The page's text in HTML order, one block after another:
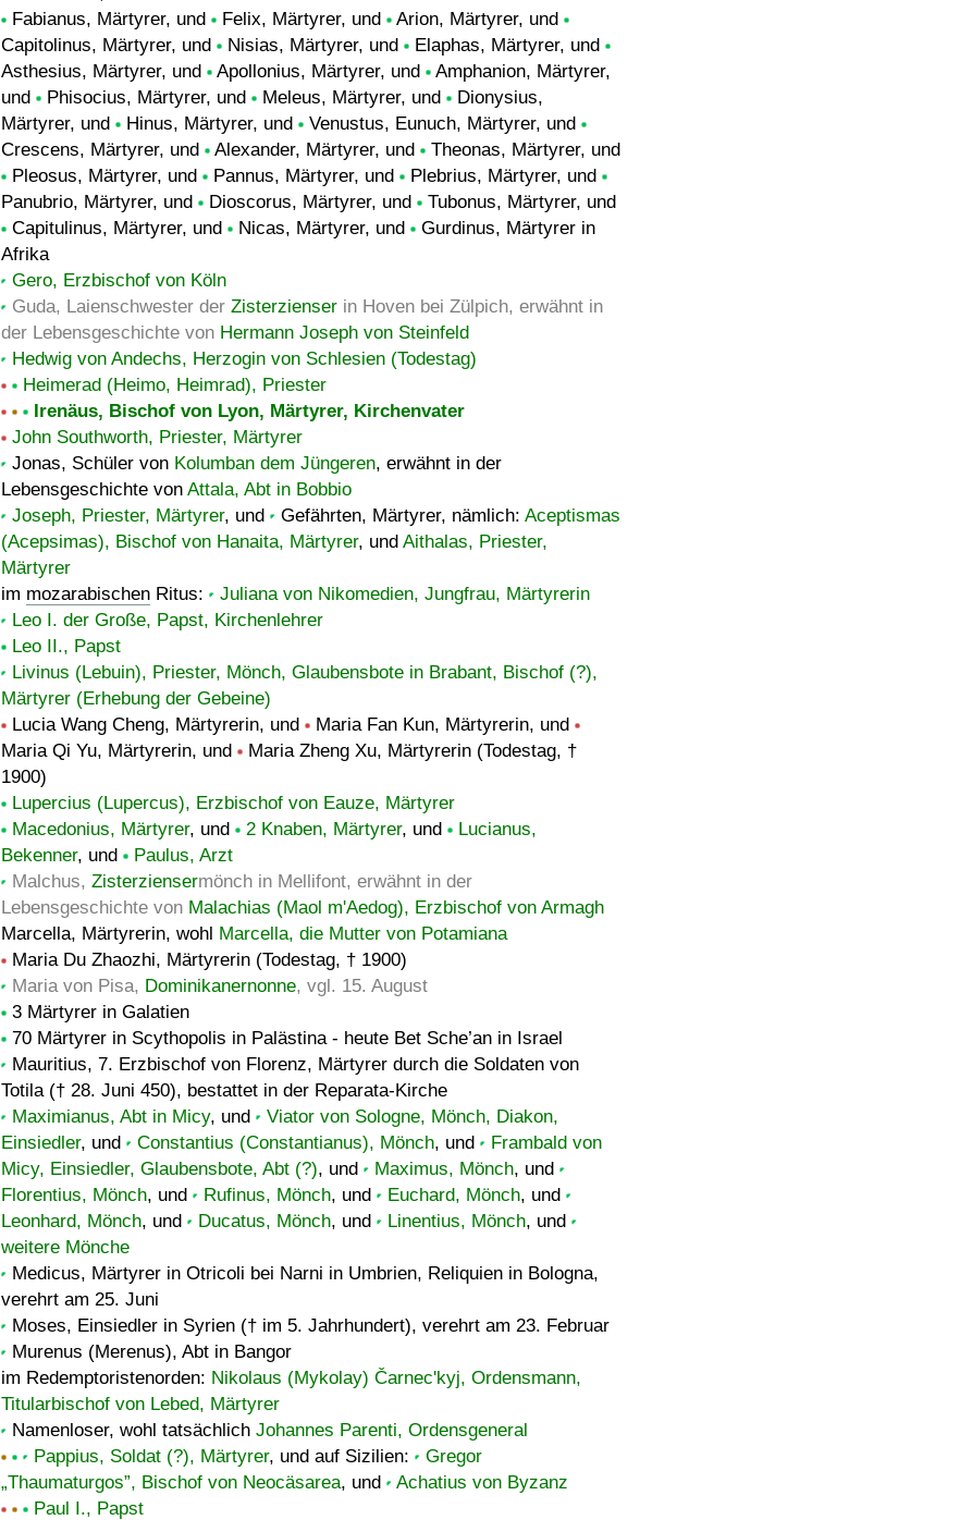
Fabianus, Märtyrer, und
Felix, Märtyrer, und
Arion, Märtyrer, und
Capitolinus, Märtyrer, und
Nisias, Märtyrer, und
Elaphas, Märtyrer, und
Asthesius, Märtyrer, und
Apollonius, Märtyrer, und
Amphanion, Märtyrer,
und
Phisocius, Märtyrer, und Meleus, Märtyrer, und
Dionysius,
Märtyrer, und
Hinus, Märtyrer, und
Venustus, Eunuch, Märtyrer, und
Crescens, Märtyrer, und
Alexander, Märtyrer, und
Theonas, Märtyrer, und
Pleosus, Märtyrer, und
Pannus, Märtyrer, und
Plebrius, Märtyrer, und
Panubrio, Märtyrer, und
Dioscorus, Märtyrer, und
Tubonus, Märtyrer, und
Capitulinus, Märtyrer, und
Nicas, Märtyrer, und
Gurdinus, Märtyrer in
Afrika
Gero, Erzbischof von Köln
Guda, Laienschwester der Zisterzienser in Hoven bei Zülpich, erwähnt in
der Lebensgeschichte von Hermann Joseph von Steinfeld
Hedwig von Andechs, Herzogin von Schlesien (Todestag)
Heimerad (Heimo, Heimrad), Priester
Irenäus, Bischof von Lyon, Märtyrer, Kirchenvater
John Southworth, Priester, Märtyrer
Jonas, Schüler von Kolumban dem Jüngeren, erwähnt in der
Lebensgeschichte von Attala, Abt in Bobbio
Joseph, Priester, Märtyrer, und Gefährten, Märtyrer, nämlich: Aceptismas
(Acepsimas), Bischof von Hanaita, Märtyrer, und Aithalas, Priester,
Märtyrer
im mozarabischen Ritus:
Juliana von Nikomedien, Jungfrau, Märtyrerin
Leo I. der Große, Papst, Kirchenlehrer
Leo II., Papst
Livinus (Lebuin), Priester, Mönch, Glaubensbote in Brabant, Bischof (?),
Märtyrer (Erhebung der Gebeine)
Lucia Wang Cheng, Märtyrerin, und
Maria Fan Kun, Märtyrerin, und
Maria Qi Yu, Märtyrerin, und
Maria Zheng Xu, Märtyrerin (Todestag, †
1900)
Lupercius (Lupercus), Erzbischof von Eauze, Märtyrer
Macedonius, Märtyrer, und 2 Knaben, Märtyrer, und
Lucianus,
Bekenner, und
Paulus, Arzt
Malchus, Zisterziensermönch in Mellifont, erwähnt in der
Lebensgeschichte von Malachias (Maol m'Aedog), Erzbischof von Armagh
Marcella, Märtyrerin, wohl Marcella, die Mutter von Potamiana
Maria Du Zhaozhi, Märtyrerin (Todestag, † 1900)
Maria von Pisa, Dominikanernonne, vgl. 15. August
3 Märtyrer in Galatien
70 Märtyrer in Scythopolis in Palästina - heute Bet Sche’an in Israel
Mauritius, 7. Erzbischof von Florenz, Märtyrer durch die Soldaten von
Totila († 28. Juni 450), bestattet in der Reparata-Kirche
Maximianus, Abt in Micy, und
Viator von Sologne, Mönch, Diakon,
Einsiedler, und Constantius (Constantianus), Mönch, und
Frambald von
Micy, Einsiedler, Glaubensbote, Abt (?), und Maximus, Mönch, und
Florentius, Mönch, und Rufinus, Mönch, und Euchard, Mönch, und
Leonhard, Mönch, und Ducatus, Mönch, und Linentius, Mönch, und
weitere Mönche
Medicus, Märtyrer in Otricoli bei Narni in Umbrien, Reliquien in Bologna,
verehrt am 25. Juni
Moses, Einsiedler in Syrien († im 5. Jahrhundert), verehrt am 23. Februar
Murenus (Merenus), Abt in Bangor
im Redemptoristenorden: Nikolaus (Mykolay) Čarnec'kyj, Ordensmann,
Titularbischof von Lebed, Märtyrer
Namenloser, wohl tatsächlich Johannes Parenti, Ordensgeneral
Pappius, Soldat (?), Märtyrer, und auf Sizilien:
Gregor
„Thaumaturgos”, Bischof von Neocäsarea, und
Achatius von Byzanz
Paul I., Papst